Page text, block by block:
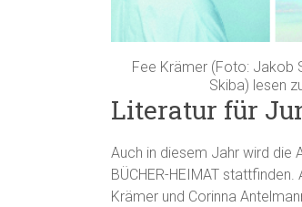
Fee Krämer (Foto: Jakob
Skiba) lesen
Literatur für
Auch in diesem Jahr wird die
BÜCHER-HEIMAT
Krämer und Corinna